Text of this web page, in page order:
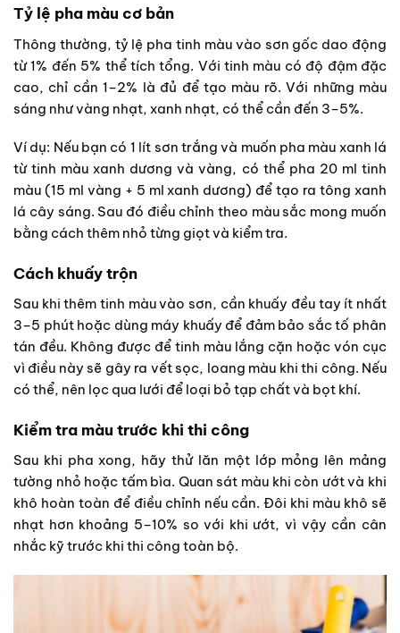
Tỷ lệ pha màu cơ bản
Thông thường, tỷ lệ pha tinh màu vào sơn gốc dao động
từ 1% đến 5% thể tích tổng. Với tinh màu có độ đậm đặc
cao, chỉ cần 1–2% là đủ để tạo màu rõ. Với những màu
sáng như vàng nhạt, xanh nhạt, có thể cần đến 3–5%.
Ví dụ: Nếu bạn có 1 lít sơn trắng và muốn pha màu xanh lá
từ tinh màu xanh dương và vàng, có thể pha 20 ml tinh
màu (15 ml vàng + 5 ml xanh dương) để tạo ra tông xanh
lá cây sáng. Sau đó điều chỉnh theo màu sắc mong muốn
bằng cách thêm nhỏ từng giọt và kiểm tra.
Cách khuấy trộn
Sau khi thêm tinh màu vào sơn, cần khuấy đều tay ít nhất
3–5 phút hoặc dùng máy khuấy để đảm bảo sắc tố phân
tán đều. Không được để tinh màu lắng cặn hoặc vón cục
vì điều này sẽ gây ra vết sọc, loang màu khi thi công. Nếu
có thể, nên lọc qua lưới để loại bỏ tạp chất và bọt khí.
Kiểm tra màu trước khi thi công
Sau khi pha xong, hãy thử lăn một lớp mỏng lên mảng
tường nhỏ hoặc tấm bìa. Quan sát màu khi còn ướt và khi
khô hoàn toàn để điều chỉnh nếu cần. Đôi khi màu khô sẽ
nhạt hơn khoảng 5–10% so với khi ướt, vì vậy cần cân
nhắc kỹ trước khi thi công toàn bộ.